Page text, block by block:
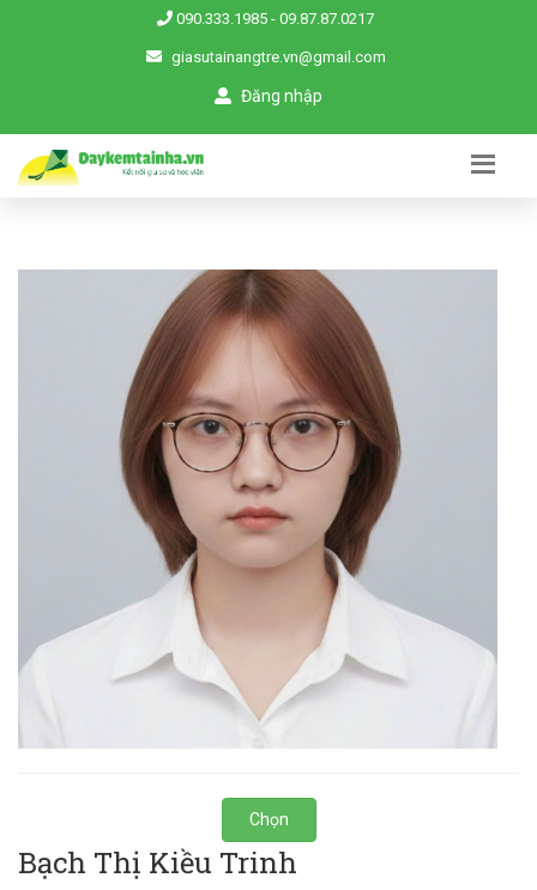
090.333.1985 - 09.87.87.0217
giasutainangtre.vn@gmail.com
Đăng nhập
Chọn
Bạch Thị Kiều Trinh